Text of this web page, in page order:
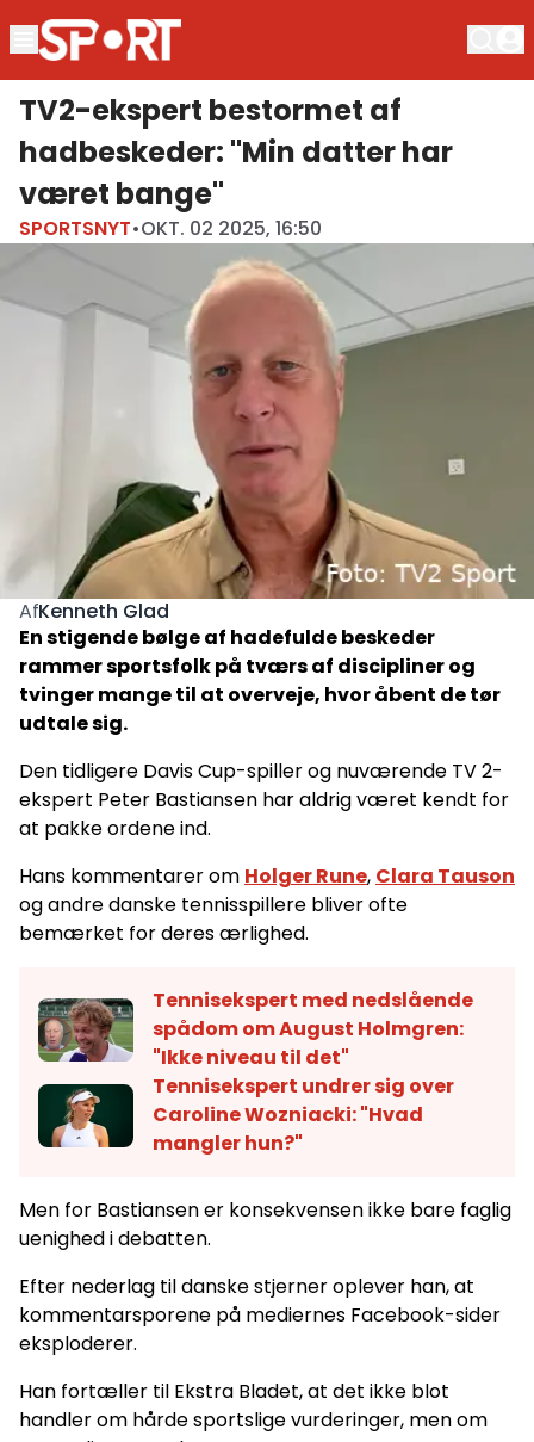
TV2-ekspert bestormet af
hadbeskeder: "Min datter har
været bange"
SPORTSNYT•OKT. 02 2025, 16:50
AfKenneth Glad
En stigende bølge af hadefulde beskeder
rammer sportsfolk på tværs af discipliner og
tvinger mange til at overveje, hvor åbent de tør
udtale sig.
Den tidligere Davis Cup-spiller og nuværende TV 2-
ekspert Peter Bastiansen har aldrig været kendt for
at pakke ordene ind.
Hans kommentarer om Holger Rune, Clara Tauson
og andre danske tennisspillere bliver ofte
bemærket for deres ærlighed.
Tennisekspert med nedslående
spådom om August Holmgren:
"Ikke niveau til det"
Tennisekspert undrer sig over
Caroline Wozniacki: "Hvad
mangler hun?"
Men for Bastiansen er konsekvensen ikke bare faglig
uenighed i debatten.
Efter nederlag til danske stjerner oplever han, at
kommentarsporene på mediernes Facebook-sider
eksploderer.
Han fortæller til Ekstra Bladet, at det ikke blot
handler om hårde sportslige vurderinger, men om